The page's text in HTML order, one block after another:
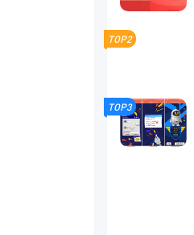
TOP2
TOP3